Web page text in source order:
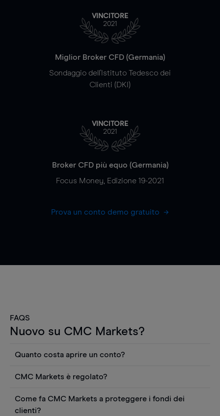
VINCITORE
2021
Miglior Broker CFD (Germania)
Sondaggio dell'Istituto Tedesco dei
Clienti (DKI)
VINCITORE
2021
Broker CFD più equo (Germania)
Focus Money, Edizione 19-2021
Prova un conto demo gratuito
FAQS
Nuovo su CMC Markets?
Quanto costa aprire un conto?
Puoi anche visualizzare gratuitamente i prezzi e
utilizzare strumenti come grafici, notizie Reuters
o rapporti quantitativi sui titoli azionari di
CMC Markets è regolato?
regolamentato dall'Autorità federale tedesca di
Come fa CMC Markets a proteggere i fondi dei
clienti?